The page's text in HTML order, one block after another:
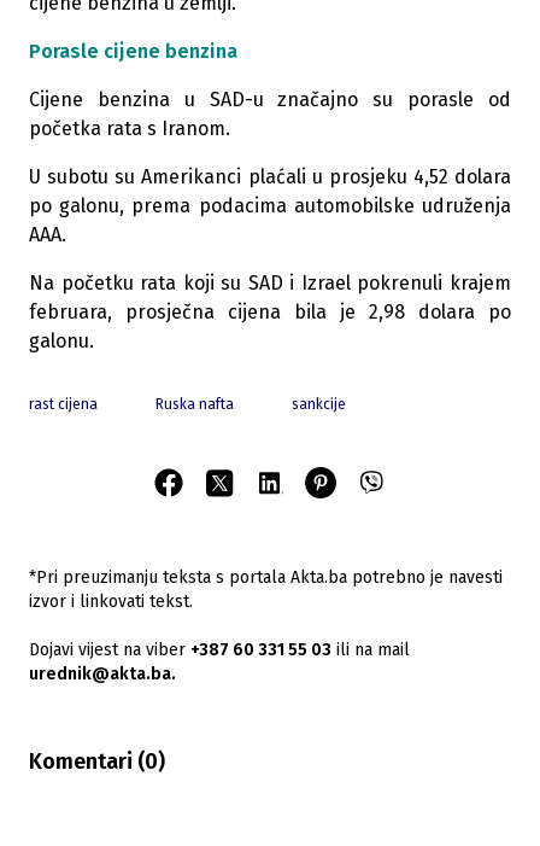
Porasle cijene benzina
Cijene benzina u SAD-u značajno su porasle od
početka rata s Iranom.
U subotu su Amerikanci plaćali u prosjeku 4,52 dolara
po galonu, prema podacima automobilske udruženja
AAA.
Na početku rata koji su SAD i Izrael pokrenuli krajem
februara, prosječna cijena bila je 2,98 dolara po
galonu.
rast cijena Ruska nafta sankcije
*Pri preuzimanju teksta s portala Akta.ba potrebno je navesti
izvor i linkovati tekst.
Dojavi vijest na viber +387 60 331 55 03 ili na mail
urednik@akta.ba.
Komentari (0)